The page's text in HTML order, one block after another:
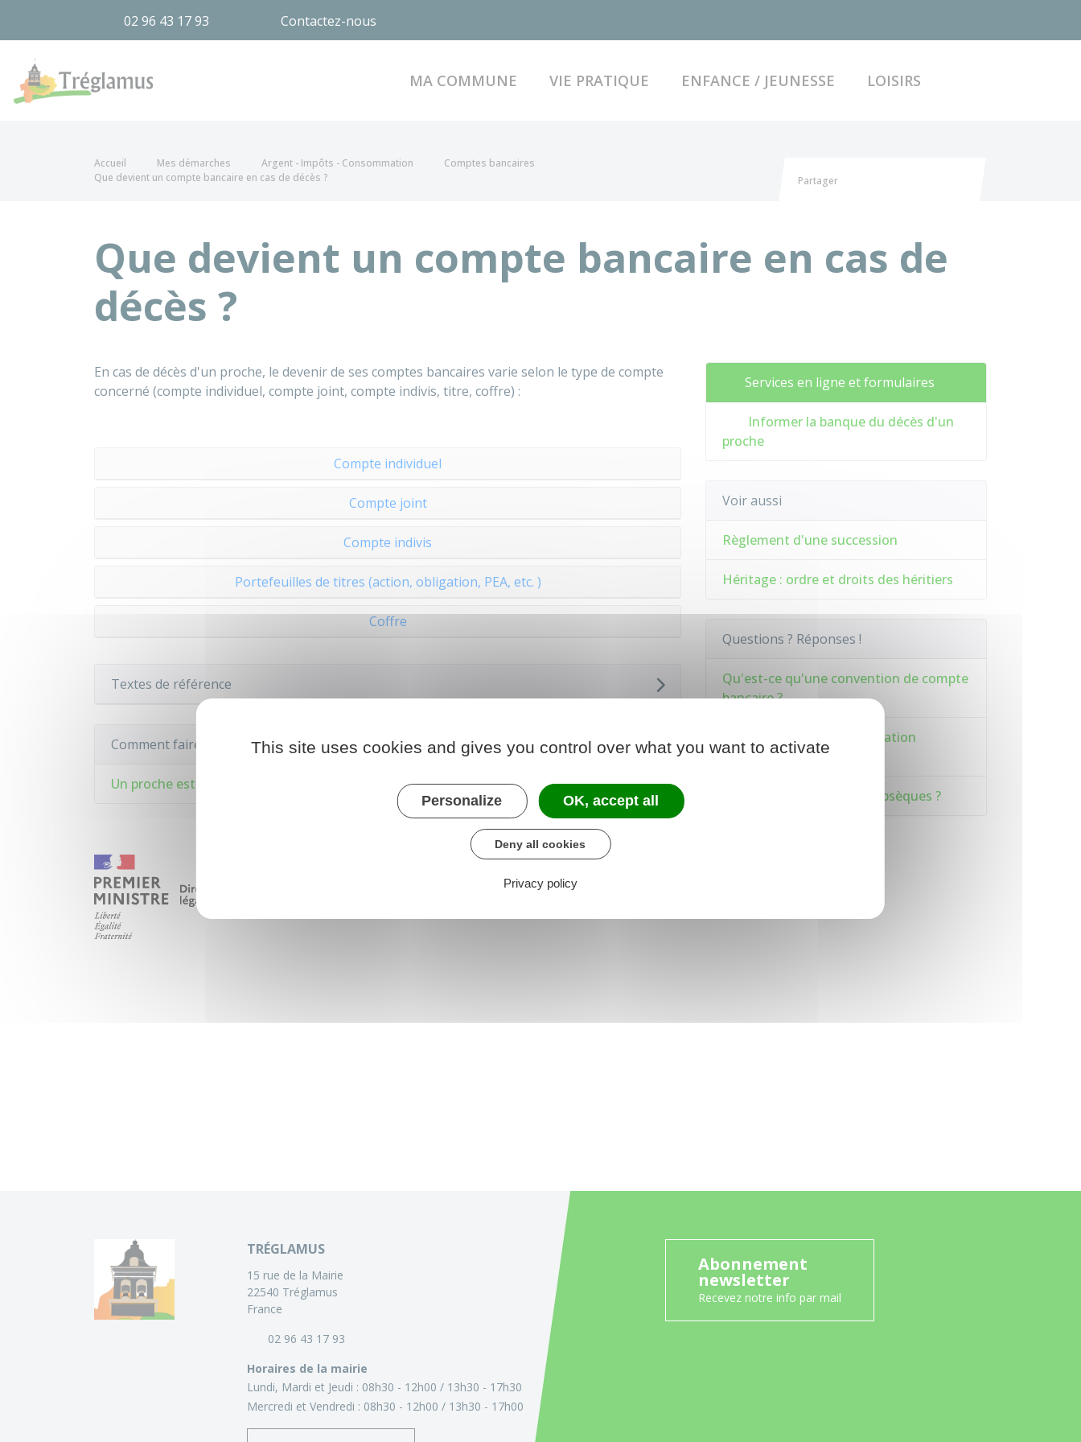
02 96 43 17 93 Contactez-nous
MA COMMUNE VIE PRATIQUE ENFANCE / JEUNESSE LOISIRS
Accueil Mes démarches Argent - Impôts - Consommation
Comptes bancaires
Que devient un compte bancaire en cas de décès ?
Partager
Que devient un compte bancaire en cas de
décès ?
En cas de décès d'un proche, le devenir de ses comptes bancaires varie selon le type de compte
concerné (compte individuel, compte joint, compte indivis, titre, coffre) :
Compte individuel
Compte joint
Compte indivis
Portefeuilles de titres (action, obligation, PEA, etc. )
Coffre
Textes de référence
Comment faire si...
Un proche est décédé
Services en ligne et formulaires
Informer la banque du décès d'un
proche
Voir aussi
Règlement d'une succession
Héritage : ordre et droits des héritiers
Questions ? Réponses !
Qu'est-ce qu'une convention de compte
bancaire ?
Comment faire une procuration
bancaire ?
Qui doit payer les frais d'obsèques ?
TRÉGLAMUS
15 rue de la Mairie
22540 Tréglamus
France
02 96 43 17 93
Horaires de la mairie
Lundi, Mardi et Jeudi : 08h30 - 12h00
13h30 - 17h30
Mercredi et Vendredi : 08h30 - 12h00 13h30 - 17h00
Abonnement
newsletter
Recevez notre info par mail
This site uses cookies and gives you control over what you want to activate
Personalize OK, accept all
Deny all cookies
Privacy policy